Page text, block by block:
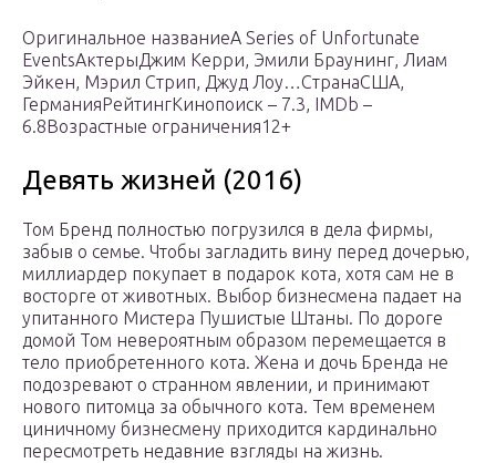
Оригинальное названиеA Series of Unfortunate
EventsАктерыДжим Керри, Эмили Браунинг, Лиам
Эйкен, Мэрил Стрип, Джуд Лоу…СтранаСША,
ГерманияРейтингКинопоиск – 7.3, IMDb –
6.8Возрастные ограничения12+
Девять жизней (2016)
Том Бренд полностью погрузился в дела фирмы,
забыв о семье. Чтобы загладить вину перед дочерью,
миллиардер покупает в подарок кота, хотя сам не в
восторге от животных. Выбор бизнесмена падает на
упитанного Мистера Пушистые Штаны. По дороге
домой Том невероятным образом перемещается в
тело приобретенного кота. Жена и дочь Бренда не
подозревают о странном явлении, и принимают
нового питомца за обычного кота. Тем временем
циничному бизнесмену приходится кардинально
пересмотреть недавние взгляды на жизнь.